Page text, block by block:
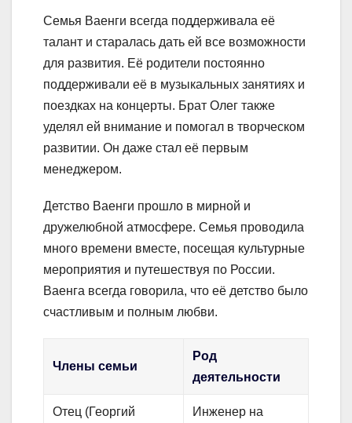
Семья Ваенги всегда поддерживала её
талант и старалась дать ей все возможности
для развития. Её родители постоянно
поддерживали её в музыкальных занятиях и
поездках на концерты. Брат Олег также
уделял ей внимание и помогал в творческом
развитии. Он даже стал её первым
менеджером.
Детство Ваенги прошло в мирной и
дружелюбной атмосфере. Семья проводила
много времени вместе, посещая культурные
мероприятия и путешествуя по России.
Ваенга всегда говорила, что её детство было
счастливым и полным любви.
Члены семьи
Род
деятельности
Отец (Георгий
Инженер на